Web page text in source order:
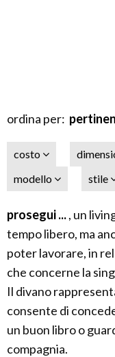
ordina per:
costo
modello
stile
prosegui ..., un
tempo libero, ma
poter lavorare, in
che concerne la
Il divano
consente di
un buon libro o
compagnia.